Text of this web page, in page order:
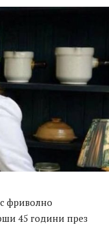
фриволно
45 години през